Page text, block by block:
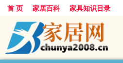
首 页 家居百科 家具知识目录